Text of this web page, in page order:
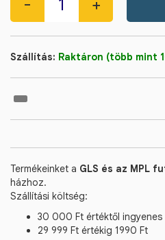
Szállítás: Raktáron (több mint
Termékeinket a GLS és az MPL
házhoz.
Szállítási költség:
30 000 Ft értéktől ingyenes
29 999 Ft értékig 1990 Ft